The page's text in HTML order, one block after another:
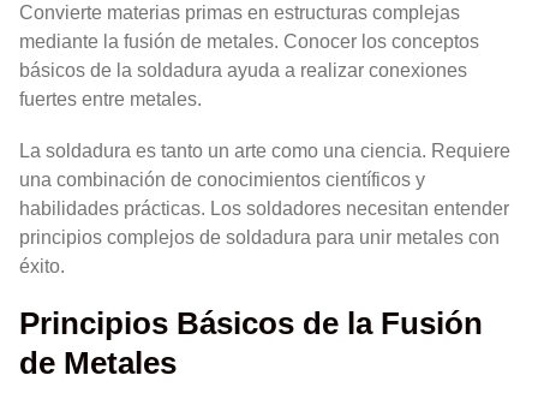
Convierte materias primas en estructuras complejas
mediante la fusión de metales. Conocer los conceptos
básicos de la soldadura ayuda a realizar conexiones
fuertes entre metales.
La soldadura es tanto un arte como una ciencia. Requiere
una combinación de conocimientos científicos y
habilidades prácticas. Los soldadores necesitan entender
principios complejos de soldadura para unir metales con
éxito.
Principios Básicos de la Fusión
de Metales